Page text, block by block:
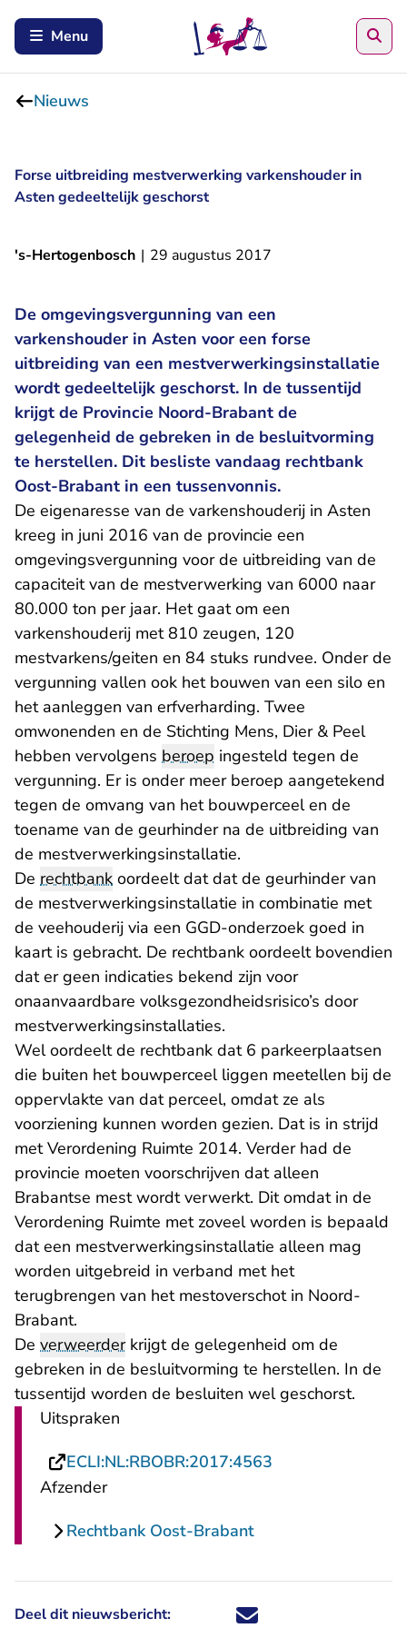
Menu
Nieuws
Forse uitbreiding mestverwerking varkenshouder in
Asten gedeeltelijk geschorst
's-Hertogenbosch | 29 augustus 2017
De omgevingsvergunning van een
varkenshouder in Asten voor een forse
uitbreiding van een mestverwerkingsinstallatie
wordt gedeeltelijk geschorst. In de tussentijd
krijgt de Provincie Noord-Brabant de
gelegenheid de gebreken in de besluitvorming
te herstellen. Dit besliste vandaag rechtbank
Oost-Brabant in een tussenvonnis.
De eigenaresse van de varkenshouderij in Asten
kreeg in juni 2016 van de provincie een
omgevingsvergunning voor de uitbreiding van de
capaciteit van de mestverwerking van 6000 naar
80.000 ton per jaar. Het gaat om een
varkenshouderij met 810 zeugen, 120
mestvarkens/geiten en 84 stuks rundvee. Onder de
vergunning vallen ook het bouwen van een silo en
het aanleggen van erfverharding. Twee
omwonenden en de Stichting Mens, Dier & Peel
hebben vervolgens beroep ingesteld tegen de
vergunning. Er is onder meer beroep aangetekend
tegen de omvang van het bouwperceel en de
toename van de geurhinder na de uitbreiding van
de mestverwerkingsinstallatie.
De rechtbank oordeelt dat dat de geurhinder van
de mestverwerkingsinstallatie in combinatie met
de veehouderij via een GGD-onderzoek goed in
kaart is gebracht. De rechtbank oordeelt bovendien
dat er geen indicaties bekend zijn voor
onaanvaardbare volksgezondheidsrisico’s door
mestverwerkingsinstallaties.
Wel oordeelt de rechtbank dat 6 parkeerplaatsen
die buiten het bouwperceel liggen meetellen bij de
oppervlakte van dat perceel, omdat ze als
voorziening kunnen worden gezien. Dat is in strijd
met Verordening Ruimte 2014. Verder had de
provincie moeten voorschrijven dat alleen
Brabantse mest wordt verwerkt. Dit omdat in de
Verordening Ruimte met zoveel worden is bepaald
dat een mestverwerkingsinstallatie alleen mag
worden uitgebreid in verband met het
terugbrengen van het mestoverschot in Noord-
Brabant.
De verweerderkrijgt de gelegenheid om de
gebreken in de besluitvorming te herstellen. In de
tussentijd worden de besluiten wel geschorst.
Uitspraken
ECLI:NL:RBOBR:2017:4563
Afzender
Rechtbank Oost-Brabant
Deel dit nieuwsbericht: Deel dit nieuwsbericht via X -
Deel dit nieuwsbericht via
Deel dit nieuwsbericht
Deel dit